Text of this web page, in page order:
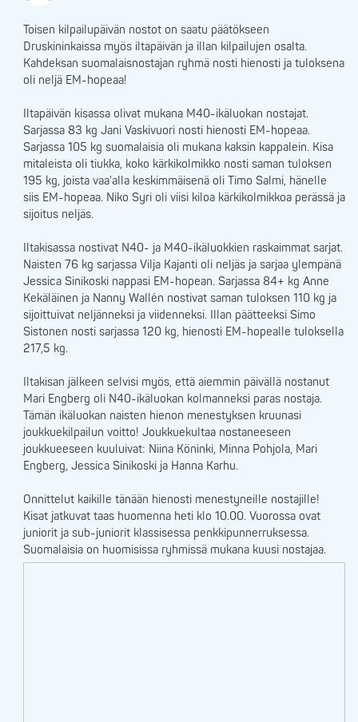
Toisen kilpailupäivän nostot on saatu päätökseen
Druskininkaissa myös iltapäivän ja illan kilpailujen osalta.
Kahdeksan suomalaisnostajan ryhmä nosti hienosti ja tuloksena
oli neljä EM-hopeaa!
Iltapäivän kisassa olivat mukana M40-ikäluokan nostajat.
Sarjassa 83 kg Jani Vaskivuori nosti hienosti EM-hopeaa.
Sarjassa 105 kg suomalaisia oli mukana kaksin kappalein. Kisa
mitaleista oli tiukka, koko kärkikolmikko nosti saman tuloksen
195 kg, joista vaa'alla keskimmäisenä oli Timo Salmi, hänelle
siis EM-hopeaa. Niko Syri oli viisi kiloa kärkikolmikkoa perässä ja
sijoitus neljäs.
Iltakisassa nostivat N40- ja M40-ikäluokkien raskaimmat sarjat.
Naisten 76 kg sarjassa Vilja Kajanti oli neljäs ja sarjaa ylempänä
Jessica Sinikoski nappasi EM-hopean. Sarjassa 84+ kg Anne
Kekäläinen ja Nanny Wallén nostivat saman tuloksen 110 kg ja
sijoittuivat neljänneksi ja viidenneksi. Illan päätteeksi Simo
Sistonen nosti sarjassa 120 kg, hienosti EM-hopealle tuloksella
217,5 kg.
Iltakisan jälkeen selvisi myös, että aiemmin päivällä nostanut
Mari Engberg oli N40-ikäluokan kolmanneksi paras nostaja.
Tämän ikäluokan naisten hienon menestyksen kruunasi
joukkuekilpailun voitto! Joukkuekultaa nostaneeseen
joukkueeseen kuuluivat: Niina Köninki, Minna Pohjola, Mari
Engberg, Jessica Sinikoski ja Hanna Karhu.
Onnittelut kaikille tänään hienosti menestyneille nostajille!
Kisat jatkuvat taas huomenna heti klo 10.00. Vuorossa ovat
juniorit ja sub-juniorit klassisessa penkkipunnerruksessa.
Suomalaisia on huomisissa ryhmissä mukana kuusi nostajaa.